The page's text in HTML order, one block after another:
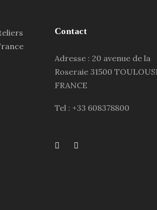
Contact
Adresse : 20 avenue de la
Roseraie 31500
FRANCE
Tel : +33 608378800